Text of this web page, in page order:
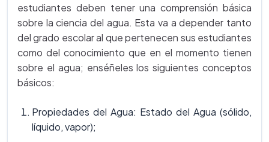
estudiantes deben tener una comprensión básica
sobre la ciencia del agua. Esta va a depender tanto
del grado escolar al que pertenecen sus estudiantes
como del conocimiento que en el momento tienen
sobre el agua; enséñeles los siguientes conceptos
básicos:
Propiedades del Agua: Estado del Agua (sólido,
líquido, vapor);